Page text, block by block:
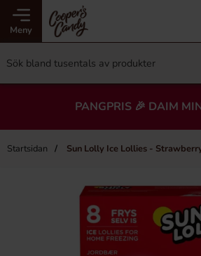
Meny
PANGPRIS 🎉 DAIM
Startsidan Sun Lolly Ice Lollies -